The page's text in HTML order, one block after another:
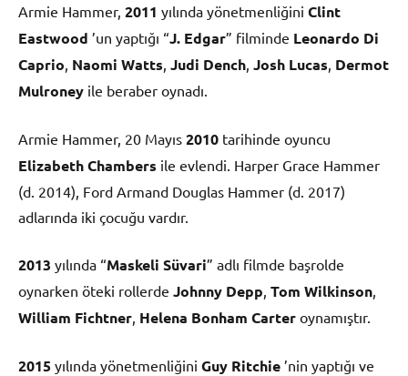
Armie Hammer, 2011 yılında yönetmenliğini Clint
Eastwood ’un yaptığı “J. Edgar” filminde Leonardo Di
Caprio Naomi Watts Judi Dench Josh Lucas Dermot
Mulroney ile beraber oynadı.
Armie Hammer, 20 Mayıs 2010 tarihinde oyuncu
Elizabeth Chambers ile evlendi. Harper Grace Hammer
(d. 2014), Ford Armand Douglas Hammer (d. 2017)
adlarında iki çocuğu vardır.
2013 yılında “Maskeli Süvari” adlı filmde başrolde
oynarken öteki rollerde Johnny Depp Tom Wilkinson
William Fichtner Helena Bonham Carter oynamıştır.
2015 yılında yönetmenliğini Guy Ritchie ’nin yaptığı ve